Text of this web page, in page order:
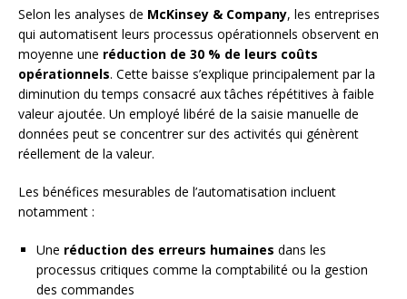
Selon les analyses de McKinsey & Company, les entreprises
qui automatisent leurs processus opérationnels observent en
moyenne une réduction de 30 % de leurs coûts
opérationnels. Cette baisse s’explique principalement par la
diminution du temps consacré aux tâches répétitives à faible
valeur ajoutée. Un employé libéré de la saisie manuelle de
données peut se concentrer sur des activités qui génèrent
réellement de la valeur.
Les bénéfices mesurables de l’automatisation incluent
notamment :
Une réduction des erreurs humaines dans les
processus critiques comme la comptabilité ou la gestion
des commandes